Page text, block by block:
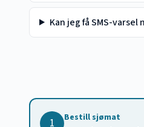
Kan jeg få SMS-varsel
1
Bestill sjømat